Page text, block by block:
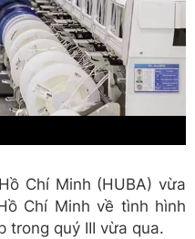
Chí Minh (HUBA) vừa
Chí Minh về tình hình
trong quý III vừa qua.